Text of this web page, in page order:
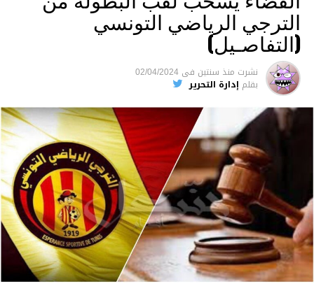
الترجي الرياضي التونسي
(التفاصـيل)
نشرت منذ سنتين فى 02/04/2024
بقلم إدارة التحرير